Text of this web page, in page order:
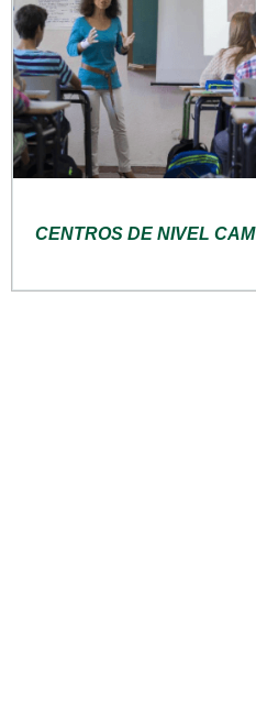
CENTROS DE NIVEL CAM